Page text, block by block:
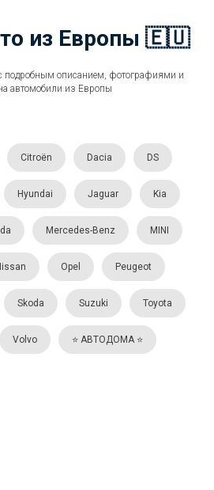
из Европы 🇪🇺
подробным описанием, фотографиями и
автомобили из Европы
Citroën Dacia DS
Hyundai Jaguar Kia
Mercedes-Benz MINI
Opel Peugeot
Skoda Suzuki Toyota
Volvo ⭐️ АВТОДОМА ⭐️